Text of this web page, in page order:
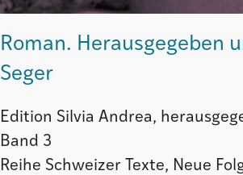
Roman. Herausgegeben
Seger
Edition Silvia Andrea,
Band 3
Reihe Schweizer Texte, Neue